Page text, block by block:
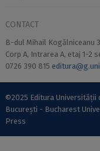
CONTACT
B-dul Mihail Kogălniceanu
Corp A, Intrarea A, etaj 1-2
0726 390 815
©2025 Editura Universității
București - Bucharest
Press